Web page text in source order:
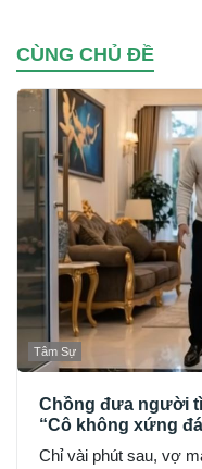
CÙNG CHỦ ĐỀ
Tâm Sự
Chồng đưa người
“Cô không xứng
Chỉ vài phút sau, vợ